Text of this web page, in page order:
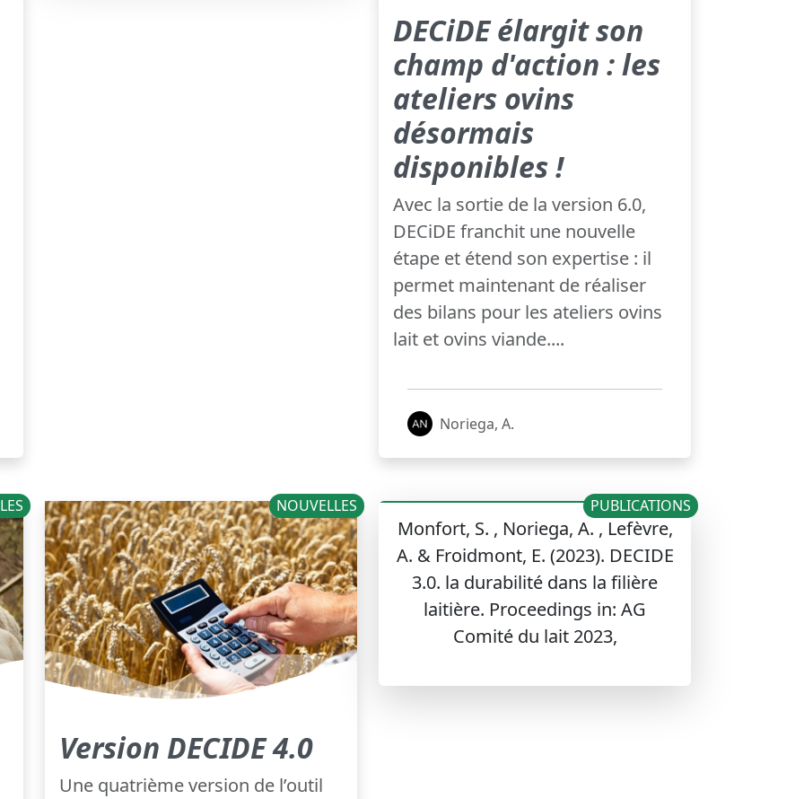
DECiDE élargit son
champ d'action : les
ateliers ovins
désormais
disponibles !
Avec la sortie de la version 6.0,
DECiDE franchit une nouvelle
étape et étend son expertise : il
permet maintenant de réaliser
des bilans pour les ateliers ovins
lait et ovins viande....
Noriega, A.
NOUVELLES
Version DECIDE 4.0
Une quatrième version de l’outil
Monfort, S. , Noriega, A. , Lefèvre,
A. & Froidmont, E. (2023). DECIDE
3.0. la durabilité dans la filière
laitière. Proceedings in: AG
Comité du lait 2023,
PUBLICATIONS